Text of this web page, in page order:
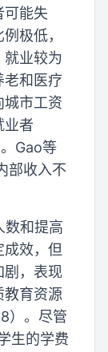
可能失
极低，
就业较为
老和医疗
城市工资
业者
Gao等
部收入不
数和提高
效，但
剧，表现
教育资源
）。尽管
生的学费